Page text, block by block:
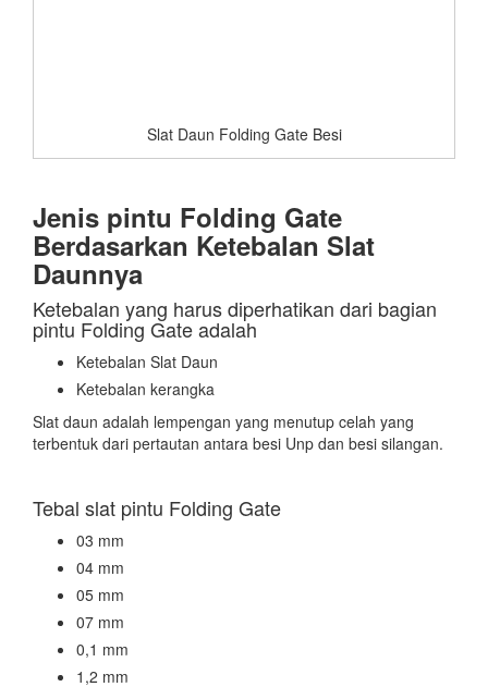
Slat Daun Folding Gate Besi
Jenis pintu Folding Gate
Berdasarkan Ketebalan Slat
Daunnya
Ketebalan yang harus diperhatikan dari bagian
pintu Folding Gate adalah
Ketebalan Slat Daun
Ketebalan kerangka
Slat daun adalah lempengan yang menutup celah yang
terbentuk dari pertautan antara besi Unp dan besi silangan.
Tebal slat pintu Folding Gate
03 mm
04 mm
05 mm
07 mm
0,1 mm
1,2 mm